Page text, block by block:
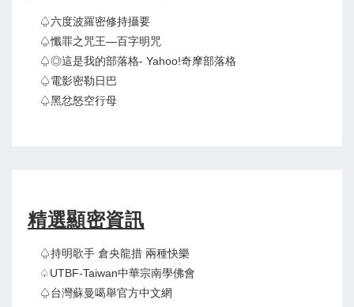
♤六度波羅密修持攝要
♤懺罪之咒王—百字明咒
♤◎這是我的部落格- Yahoo!奇摩部落格
♤電影密勒日巴
♤黑忿怒空行母
精選顯密資訊
♤持明歌手 倉央龍措 兩種快樂
♤UTBF-Taiwan中華宗南學佛會
♤台灣蘇曼噶舉官方中文網